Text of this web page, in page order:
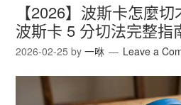
【2026】波斯卡怎麼
波斯卡 5 分切法完整指
2026-02-25 by一咻 Leave a